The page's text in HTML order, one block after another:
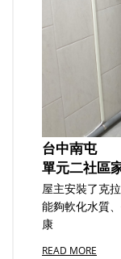
台中南屯
單元二社區
屋主安裝了克
能夠軟化水質
康
READ MORE